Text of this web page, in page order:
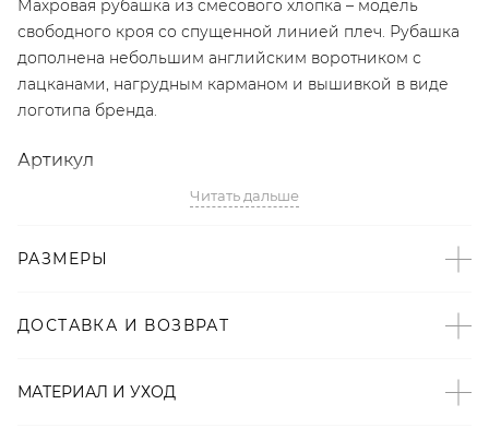
Махровая рубашка из смесового хлопка – модель
свободного кроя со спущенной линией плеч. Рубашка
дополнена небольшим английским воротником с
лацканами, нагрудным карманом и вышивкой в виде
логотипа бренда.
Артикул
Детали
– Бордовый цвет;
– Нагрудный карман;
Читать дальше
РАЗМЕРЫ
ДОСТАВКА И ВОЗВРАТ
МАТЕРИАЛ И УХОД